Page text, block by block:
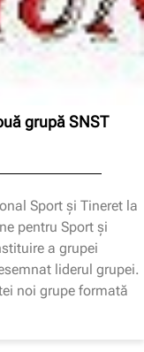
grupă SNST
Sport şi Tineret la
pentru Sport şi
a grupei
liderul grupei.
noi grupe formată